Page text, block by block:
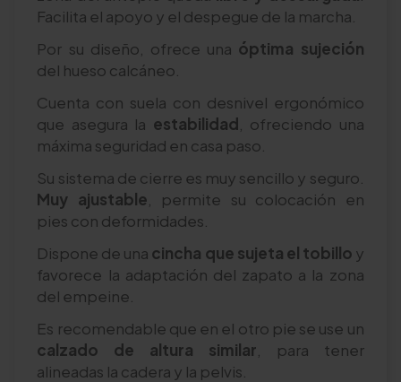
Facilita el apoyo y el despegue de la marcha.
Por su diseño, ofrece una óptima sujeción
del hueso calcáneo.
Cuenta con suela con desnivel ergonómico
que asegura la estabilidad , ofreciendo una
máxima seguridad en casa paso.
Su sistema de cierre es muy sencillo y seguro.
Muy ajustable , permite su colocación en
pies con deformidades.
Dispone de una cincha que sujeta el tobillo y
favorece la adaptación del zapato a la zona
del empeine.
Es recomendable que en el otro pie se use un
calzado de altura similar , para tener
alineadas la cadera y la pelvis.